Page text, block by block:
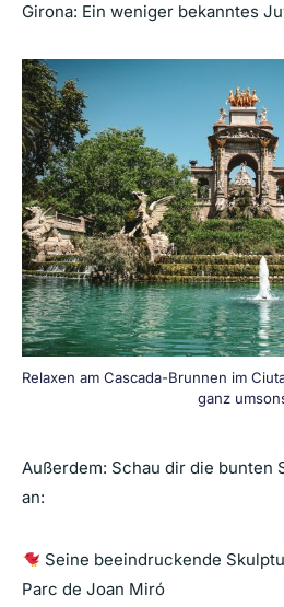
Girona: Ein weniger bekanntes
Relaxen am Cascada-Brunnen im
ganz
Außerdem: Schau dir die bunten
an:
Seine beeindruckende
Parc de Joan Miró